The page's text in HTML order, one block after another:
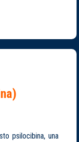
psilocibina, una